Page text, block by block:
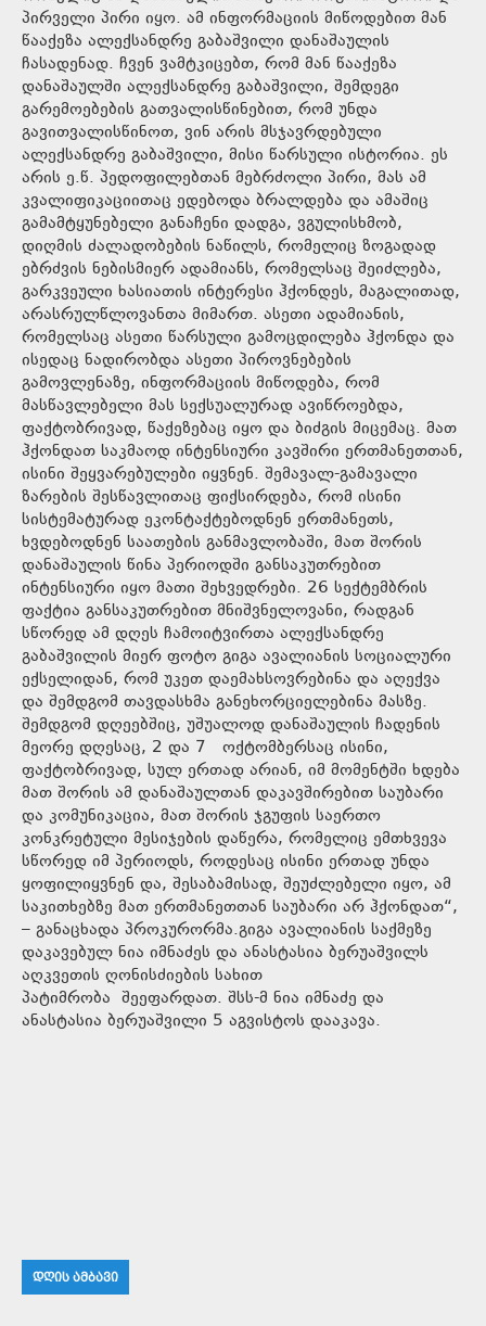
პირველი პირი იყო. ამ ინფორმაციის მიწოდებით მან
წააქეზა ალექსანდრე გაბაშვილი დანაშაულის
ჩასადენად. ჩვენ ვამტკიცებთ, რომ მან წააქეზა
დანაშაულში ალექსანდრე გაბაშვილი, შემდეგი
გარემოებების გათვალისწინებით, რომ უნდა
გავითვალისწინოთ, ვინ არის მსჯავრდებული
ალექსანდრე გაბაშვილი, მისი წარსული ისტორია. ეს
არის ე.წ. პედოფილებთან მებრძოლი პირი, მას ამ
კვალიფიკაციითაც ედებოდა ბრალდება და ამაშიც
გამამტყუნებელი განაჩენი დადგა, ვგულისხმობ,
დიღმის ძალადობების ნაწილს, რომელიც ზოგადად
ებრძვის ნებისმიერ ადამიანს, რომელსაც შეიძლება,
გარკვეული ხასიათის ინტერესი ჰქონდეს, მაგალითად,
არასრულწლოვანთა მიმართ. ასეთი ადამიანის,
რომელსაც ასეთი წარსული გამოცდილება ჰქონდა და
ისედაც ნადირობდა ასეთი პიროვნებების
გამოვლენაზე, ინფორმაციის მიწოდება, რომ
მასწავლებელი მას სექსუალურად ავიწროებდა,
ფაქტობრივად, წაქეზებაც იყო და ბიძგის მიცემაც. მათ
ჰქონდათ საკმაოდ ინტენსიური კავშირი ერთმანეთთან,
ისინი შეყვარებულები იყვნენ. შემავალ-გამავალი
ზარების შესწავლითაც ფიქსირდება, რომ ისინი
სისტემატურად ეკონტაქტებოდნენ ერთმანეთს,
ხვდებოდნენ საათების განმავლობაში, მათ შორის
დანაშაულის წინა პერიოდში განსაკუთრებით
ინტენსიური იყო მათი შეხვედრები. 26 სექტემბრის
ფაქტია განსაკუთრებით მნიშვნელოვანი, რადგან
სწორედ ამ დღეს ჩამოიტვირთა ალექსანდრე
გაბაშვილის მიერ ფოტო გიგა ავალიანის სოციალური
ექსელიდან, რომ უკეთ დაემახსოვრებინა და აღექვა
და შემდგომ თავდასხმა განეხორციელებინა მასზე.
შემდგომ დღეებშიც, უშუალოდ დანაშაულის ჩადენის
მეორე დღესაც, 2 და 7 ოქტომბერსაც ისინი,
ფაქტობრივად, სულ ერთად არიან, იმ მომენტში ხდება
მათ შორის ამ დანაშაულთან დაკავშირებით საუბარი
და კომუნიკაცია, მათ შორის ჯგუფის საერთო
კონკრეტული მესიჯების დაწერა, რომელიც ემთხვევა
სწორედ იმ პერიოდს, როდესაც ისინი ერთად უნდა
ყოფილიყვნენ და, შესაბამისად, შეუძლებელი იყო, ამ
საკითხებზე მათ ერთმანეთთან საუბარი არ ჰქონდათ“,
– განაცხადა პროკურორმა.გიგა ავალიანის საქმეზე
დაკავებულ ნია იმნაძეს და ანასტასია ბერუაშვილს
აღკვეთის ღონისძიების სახით
პატიმრობა შეეფარდათ. შსს-მ ნია იმნაძე და
ანასტასია ბერუაშვილი 5 აგვისტოს დააკავა.
ᲓᲦᲘᲡ ᲐᲛᲑᲐᲕᲘ